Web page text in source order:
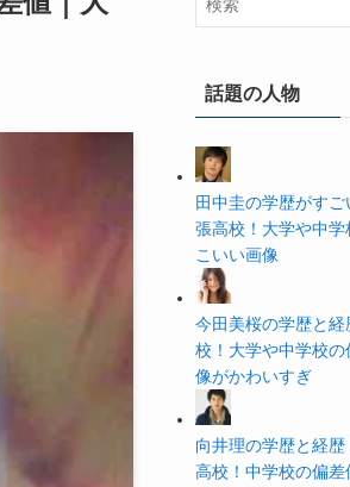
話題の人物
田中圭の学歴がす
張高校！大学や中
こいい画像
今田美桜の学歴と
校！大学や中学校
像がかわいすぎ
向井理の学歴と経
高校！中学校の偏